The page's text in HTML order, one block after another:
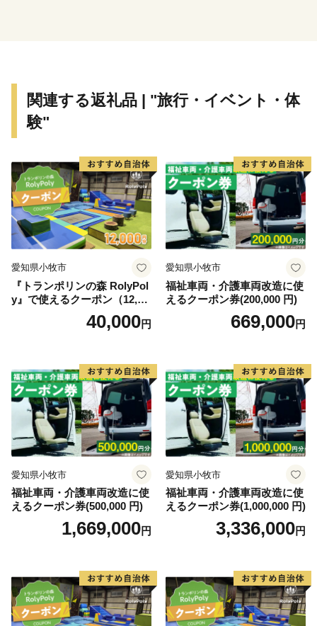
の湖で行われる花火大会、マラソンなど多彩なイベント
が開催され、１年を通じて楽しむことができます。
関連する返礼品 | "旅行・イベント・体
験"
愛知県小牧市
『トランポリンの森 RolyPol
y』で使えるクーポン（12,00
40,000円
愛知県小牧市
福祉車両・介護車両改造に使
えるクーポン券(200,000 円)
669,000円
愛知県小牧市
福祉車両・介護車両改造に使
えるクーポン券(500,000 円)
1,669,000円
愛知県小牧市
福祉車両・介護車両改造に使
えるクーポン券(1,000,000 円)
3,336,000円